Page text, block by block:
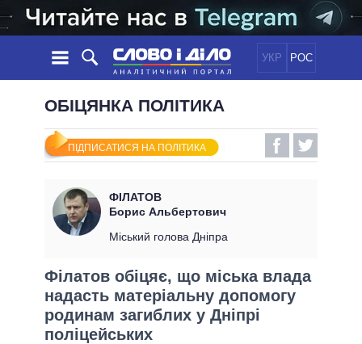
УКР РОС
НОВИНИ
СТРІЧКА
ПОДІЇ
СТАТТІ
ДУМКИ
ОГЛЯДИ
ПОЛІТИКА
ЕКОНОМІКА
СВІТ
ОБIЦЯНКИ
УСІ ПОЛІТИКИ
ПРЕЗИДЕНТ І ОФІС
КАБІНЕТ МІНІСТРІВ
ГОЛОВИ ОБЛАДМІНІСТРАЦІЙ
МЕРИ МІСТ
ІНФОГРАФІКА
ВІДЕО
ПІДТРИМАТИ
ПОРІВНЯННЯ ПОЛІТИКІВ
ОБІЦЯНКА ПОЛІТИКА
ПІДПИСАТИСЯ НА ПОЛІТИКА
ФІЛАТОВ
Борис Альбертович
Міський голова Дніпра
Філатов обіцяє, що міська влада
надасть матеріальну допомогу
родинам загиблих у Дніпрі
поліцейських